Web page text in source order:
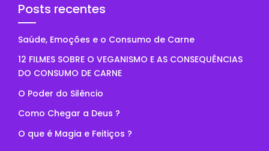
Posts recentes
Saúde, Emoções e o Consumo de Carne
12 FILMES SOBRE O VEGANISMO E AS CONSEQUÊNCIAS
DO CONSUMO DE CARNE
O Poder do Silêncio
Como Chegar a Deus ?
O que é Magia e Feitiços ?